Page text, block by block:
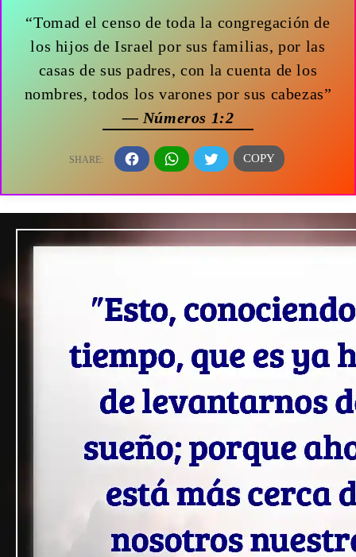
“Tomad el censo de toda la congregación de
los hijos de Israel por sus familias, por las
casas de sus padres, con la cuenta de los
nombres, todos los varones por sus cabezas”
— Números 1:2